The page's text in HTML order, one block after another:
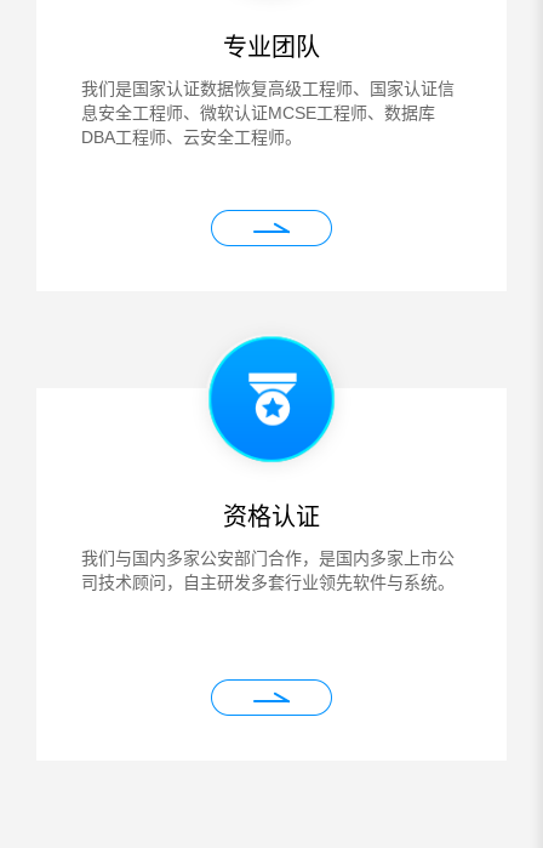
专业团队
我们是国家认证数据恢复高级工程师、国家认证信
息安全工程师、微软认证MCSE工程师、数据库
DBA工程师、云安全工程师。
资格认证
我们与国内多家公安部门合作，是国内多家上市公
司技术顾问，自主研发多套行业领先软件与系统。